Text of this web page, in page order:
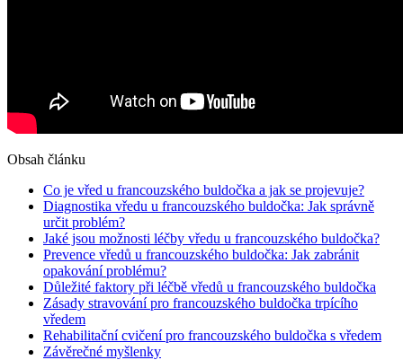
Obsah článku
Co je vřed u francouzského buldočka a jak se projevuje?
Diagnostika vředu u francouzského buldočka: Jak správně
určit problém?
Jaké jsou možnosti léčby vředu u francouzského buldočka?
Prevence vředů u francouzského buldočka: Jak zabránit
opakování problému?
Důležité faktory při léčbě vředů u francouzského buldočka
Zásady stravování pro francouzského buldočka trpícího
vředem
Rehabilitační cvičení pro francouzského buldočka s vředem
Závěrečné myšlenky